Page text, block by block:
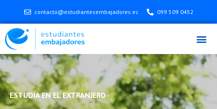
contacto@estudiantesembajadores.ec 099 509 0452
ESTUDIA EN EL EXTRANJERO